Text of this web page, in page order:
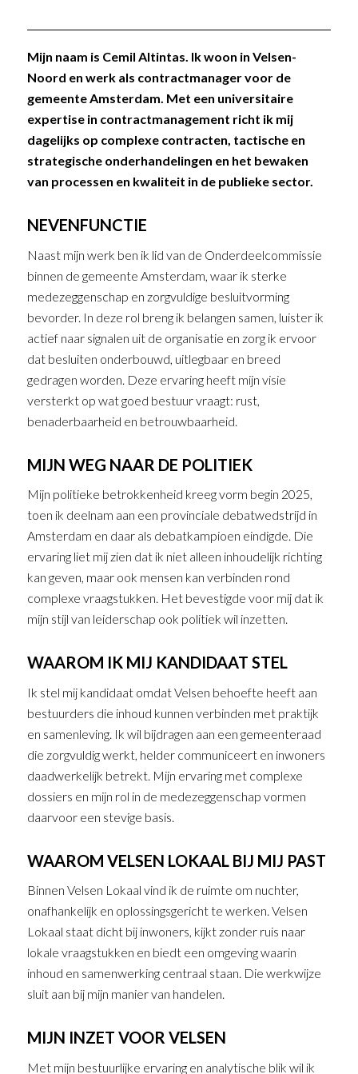
Mijn naam is Cemil Altintas. Ik woon in Velsen-
Noord en werk als contractmanager voor de
gemeente Amsterdam. Met een universitaire
expertise in contractmanagement richt ik mij
dagelijks op complexe contracten, tactische en
strategische onderhandelingen en het bewaken
van processen en kwaliteit in de publieke sector.
NEVENFUNCTIE
Naast mijn werk ben ik lid van de Onderdeelcommissie
binnen de gemeente Amsterdam, waar ik sterke
medezeggenschap en zorgvuldige besluitvorming
bevorder. In deze rol breng ik belangen samen, luister ik
actief naar signalen uit de organisatie en zorg ik ervoor
dat besluiten onderbouwd, uitlegbaar en breed
gedragen worden. Deze ervaring heeft mijn visie
versterkt op wat goed bestuur vraagt: rust,
benaderbaarheid en betrouwbaarheid.
MIJN WEG NAAR DE POLITIEK
Mijn politieke betrokkenheid kreeg vorm begin 2025,
toen ik deelnam aan een provinciale debatwedstrijd in
Amsterdam en daar als debatkampioen eindigde. Die
ervaring liet mij zien dat ik niet alleen inhoudelijk richting
kan geven, maar ook mensen kan verbinden rond
complexe vraagstukken. Het bevestigde voor mij dat ik
mijn stijl van leiderschap ook politiek wil inzetten.
WAAROM IK MIJ KANDIDAAT STEL
Ik stel mij kandidaat omdat Velsen behoefte heeft aan
bestuurders die inhoud kunnen verbinden met praktijk
en samenleving. Ik wil bijdragen aan een gemeenteraad
die zorgvuldig werkt, helder communiceert en inwoners
daadwerkelijk betrekt. Mijn ervaring met complexe
dossiers en mijn rol in de medezeggenschap vormen
daarvoor een stevige basis.
WAAROM VELSEN LOKAAL BIJ MIJ PAST
Binnen Velsen Lokaal vind ik de ruimte om nuchter,
onafhankelijk en oplossingsgericht te werken. Velsen
Lokaal staat dicht bij inwoners, kijkt zonder ruis naar
lokale vraagstukken en biedt een omgeving waarin
inhoud en samenwerking centraal staan. Die werkwijze
sluit aan bij mijn manier van handelen.
MIJN INZET VOOR VELSEN
Met mijn bestuurlijke ervaring en analytische blik wil ik